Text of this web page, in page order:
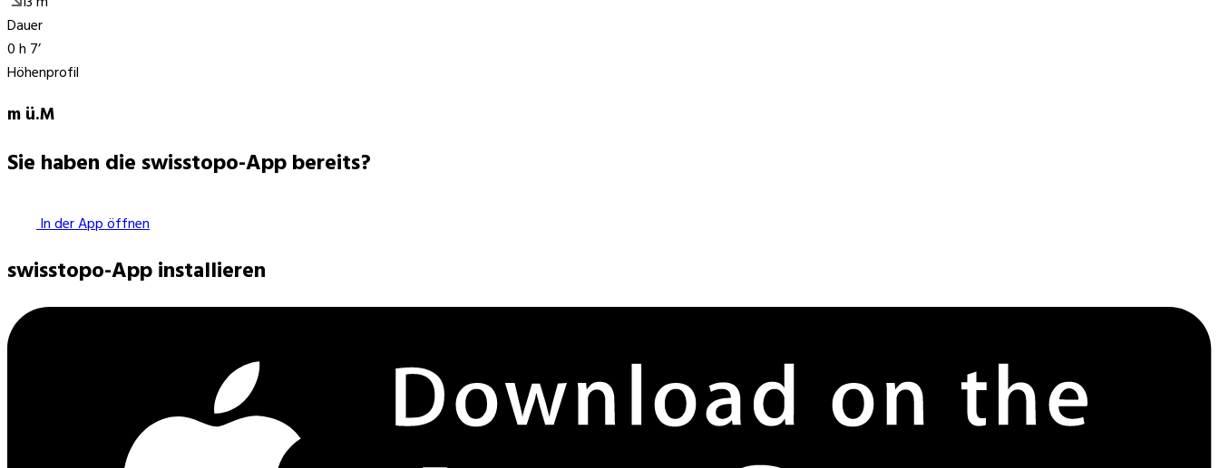
Dauer
0 h 7’
Höhenprofil
m ü.M
Sie haben die swisstopo-App bereits?
In der App öffnen
swisstopo-App installieren